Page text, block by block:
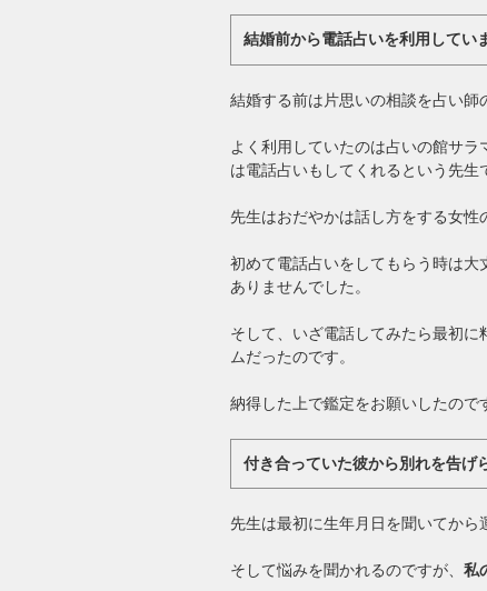
結婚前から電話占いを利用してい
結婚する前は片思いの相談を占い師
よく利用していたのは占いの館サ
は電話占いもしてくれるという先生
先生はおだやかは話し方をする女性
初めて電話占いをしてもらう時は
ありませんでした。
そして、いざ電話してみたら最初
ムだったのです。
納得した上で鑑定をお願いしたので
付き合っていた彼から別れを告げ
先生は最初に生年月日を聞いてから
そして悩みを聞かれるのですが、 私